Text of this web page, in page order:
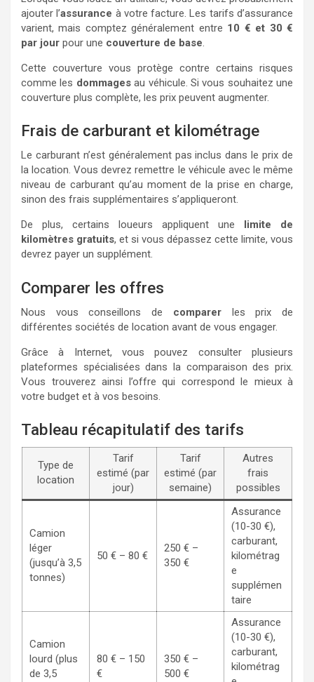
ajouter l’assurance à votre facture. Les tarifs d’assurance
varient, mais comptez généralement entre 10 € et 30 €
par jour pour une couverture de base
Cette couverture vous protège contre certains risques
comme les dommagesau véhicule. Si vous souhaitez une
couverture plus complète, les prix peuvent augmenter.
Frais de carburant et kilométrage
Le carburant n’est généralement pas inclus dans le prix de
la location. Vous devrez remettre le véhicule avec le même
niveau de carburant qu’au moment de la prise en charge,
sinon des frais supplémentaires s’appliqueront.
De plus, certains loueurs appliquent une limite de
kilomètres gratuits, et si vous dépassez cette limite, vous
devrez payer un supplément.
Comparer les offres
Nous vous conseillons de comparerles prix de
différentes sociétés de location avant de vous engager.
Grâce à Internet, vous pouvez consulter plusieurs
plateformes spécialisées dans la comparaison des prix.
Vous trouverez ainsi l’offre qui correspond le mieux à
votre budget et à vos besoins.
Tableau récapitulatif des tarifs
Type de
location
Tarif
estimé (par
jour)
Tarif
estimé (par
semaine)
Autres
frais
possibles
Camion
léger
(jusqu’à 3,5
tonnes)
50 € – 80 €
250 € –
350 €
Assurance
(10-30 €),
carburant,
kilométrag
e
supplémen
taire
Camion
lourd (plus
de 3,5
80 € – 150
€
350 € –
500 €
Assurance
(10-30 €),
carburant,
kilométrag